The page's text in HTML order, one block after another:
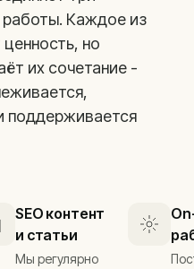
работы. Каждое из
но
их сочетание -
поддерживается
SEO контент
и статьи
Мы регулярно